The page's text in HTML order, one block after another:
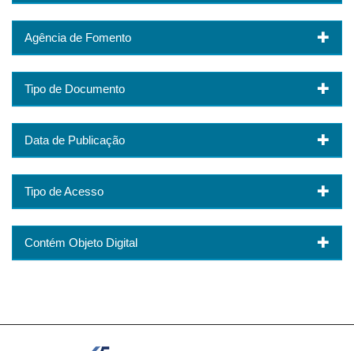
Agência de Fomento
Tipo de Documento
Data de Publicação
Tipo de Acesso
Contém Objeto Digital